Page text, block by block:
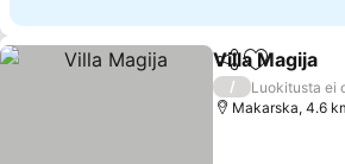
Jaa Lisää
Villa Magija
/
Luokitusta ei
Makarska, 4.6